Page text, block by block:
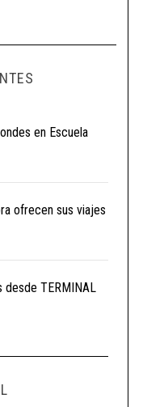
en Escuela
ofrecen sus viajes
desde TERMINAL